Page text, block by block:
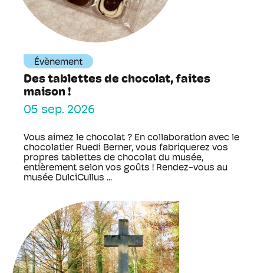
Évènement
Des tablettes de chocolat, faites
maison !
05 sep. 2026
Vous aimez le chocolat ? En collaboration avec le
chocolatier Ruedi Berner, vous fabriquerez vos
propres tablettes de chocolat du musée,
entièrement selon vos goûts ! Rendez-vous au
musée DulciCullus ...